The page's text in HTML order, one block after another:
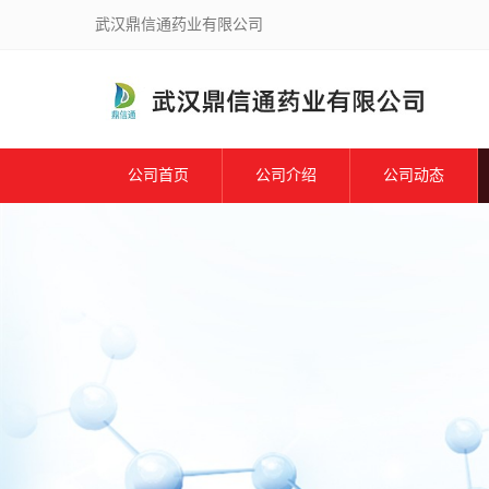
武汉鼎信通药业有限公司
公司首页 公司介绍 公司动态